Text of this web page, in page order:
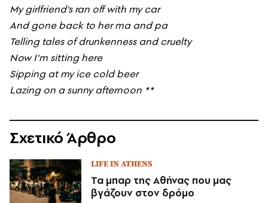
My girlfriend's ran off with my car
And gone back to her ma and pa
Telling tales of drunkenness and cruelty
Now I'm sitting here
Sipping at my ice cold beer
Lazing on a sunny afternoon **
Σχετικό Άρθρο
LIFE IN ATHENS
Τα μπαρ της Αθήνας που μας
βγάζουν στον δρόμο